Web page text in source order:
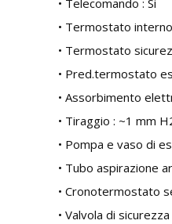
• Telecomando : Si
• Termostato interno
• Termostato
• Pred.termostato
• Assorbimento
• Tiraggio : ~1 mm
• Pompa e vaso di
• Tubo aspirazione
• Cronotermostato
• Valvola di